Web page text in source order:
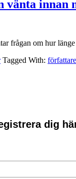
innan
frågan om hur
Tagged With: författare
dig